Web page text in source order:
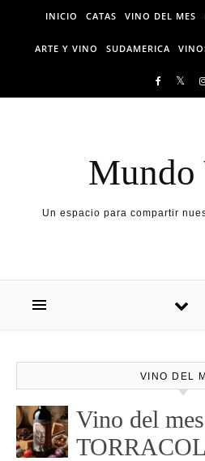
Skip to content
INICIO CATAS VINO DEL MES
ARTE Y VINO SUDAMERICA
Mundo
Un espacio para compartir
VINO DEL
Vino del